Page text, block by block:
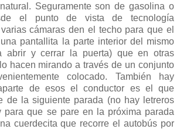
Seguramente son de gasolina o
el punto de vista de tecnología
cámaras den el techo para que el
pantallita la parte interior del mismo
abrir y cerrar la puerta) que en otras
hacen mirando a través de un conjunto
colocado. También hay
de esos el conductor es el que
de la siguiente parada (no hay letreros
para que se pare en la próxima parada
cuerdecita que recorre el autobús por